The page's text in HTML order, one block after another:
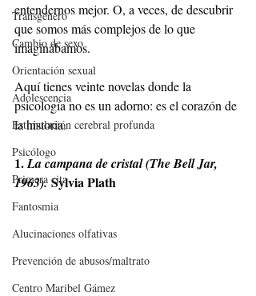
Transgénero
Cambio de sexo
Orientación sexual
Adolescencia
Estimulación cerebral profunda
Psicólogo
Primera cita
Fantosmia
Alucinaciones olfativas
Prevención de abusos/maltrato
Centro Maribel Gámez
entendernos mejor. O, a veces, de descubrir
que somos más complejos de lo que
imaginábamos.
Aquí tienes veinte novelas donde la
psicología no es un adorno: es el corazón de
la historia.
1. La campana de cristal (The Bell Jar,
1963). Sylvia Plath